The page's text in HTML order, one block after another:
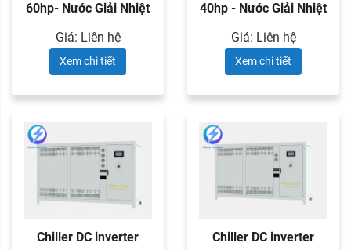
60hp- Nước Giải Nhiệt
Giá: Liên hệ
Xem chi tiết
40hp - Nước Giải Nhiệt
Giá: Liên hệ
Xem chi tiết
Chiller DC inverter
Chiller DC inverter